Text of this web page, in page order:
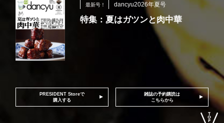
最新号！ dancyu2026年夏号
特集：夏はガツンと肉中華
PRESIDENT Storeで
購入する
雑誌の予約購読は
こちらから